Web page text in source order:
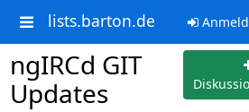
lists.barton.de
ngIRCd GIT
Updates